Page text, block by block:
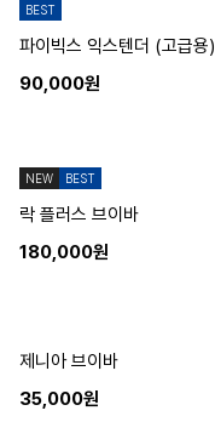
BEST
파이빅스 익스텐더 (고급용)
90,000원
NEW BEST
락 플러스 브이바
180,000원
제니아 브이바
35,000원